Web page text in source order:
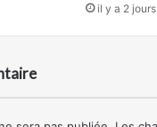
il y a 2 jours